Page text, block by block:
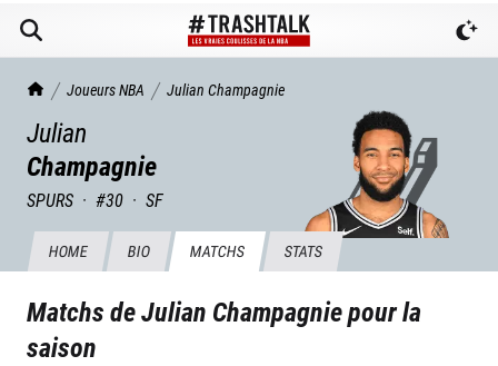
TrashTalk Actu NBA
Joueurs NBA Julian Champagnie
Julian
Champagnie
SPURS · #30 · SF
HOME BIO MATCHS STATS
Matchs deJulian Champagniepour la
saison